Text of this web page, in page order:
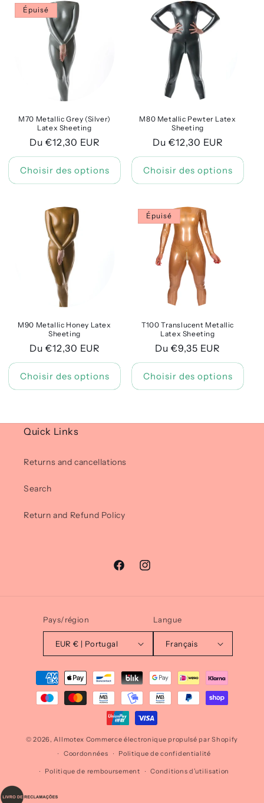
Épuisé
M70 Metallic Grey (Silver)
Latex Sheeting
Prix
habituel
Du €12,30 EUR
Choisir des options
M80 Metallic Pewter Latex
Sheeting
Prix
habituel
Du €12,30 EUR
Choisir des options
M90 Metallic Honey Latex
Sheeting
Prix
habituel
Du €12,30 EUR
Choisir des options
Épuisé
T100 Translucent Metallic
Latex Sheeting
Prix
habituel
Du €9,35 EUR
Choisir des options
Quick Links
Returns and cancellations
Search
Return and Refund Policy
FacebookInstagram
Pays/région
EUR € | Portugal
Langue
Français
Moyens
paiement
© 2026,Allmotex Commerce électronique propulsé par Shopify
Coordonnées
Politique de confidentialité
Politique de remboursement Conditions d’utilisation